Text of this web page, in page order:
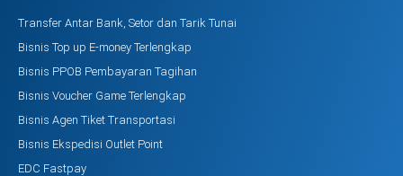
Transfer Antar Bank, Setor dan Tarik Tunai
Bisnis Top up E-money Terlengkap
Bisnis PPOB Pembayaran Tagihan
Bisnis Voucher Game Terlengkap
Bisnis Agen Tiket Transportasi
Bisnis Ekspedisi Outlet Point
EDC Fastpay